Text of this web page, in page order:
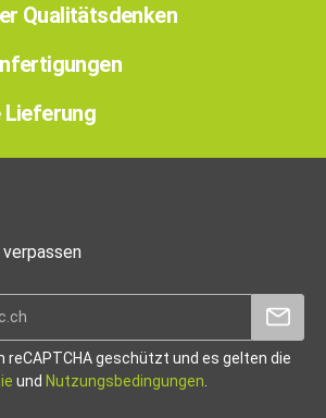
Qualitätsdenken
Lieferung
reCAPTCHA geschützt und es gelten die
und Nutzungsbedingungen